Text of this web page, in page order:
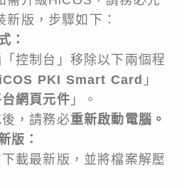
新版，步驟如下：
：
控制台」移除以下兩個程
PKI Smart Card 」
網頁元件 」。
，請務必重新啟動電腦。
版：
載最新版，並將檔案解壓